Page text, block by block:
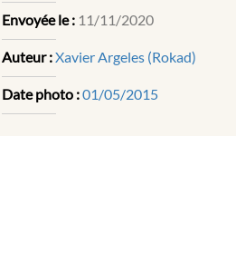
Envoyée le : 11/11/2020
Auteur :Xavier Argeles (Rokad)
Date photo :01/05/2015